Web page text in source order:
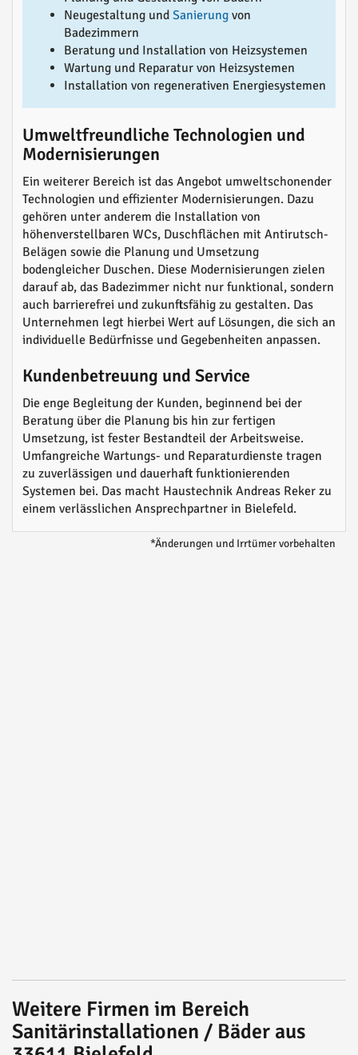
Neugestaltung und Sanierung von
Badezimmern
Beratung und Installation von Heizsystemen
Wartung und Reparatur von Heizsystemen
Installation von regenerativen Energiesystemen
Umweltfreundliche Technologien und
Modernisierungen
Ein weiterer Bereich ist das Angebot umweltschonender
Technologien und effizienter Modernisierungen. Dazu
gehören unter anderem die Installation von
höhenverstellbaren WCs, Duschflächen mit Antirutsch-
Belägen sowie die Planung und Umsetzung
bodengleicher Duschen. Diese Modernisierungen zielen
darauf ab, das Badezimmer nicht nur funktional, sondern
auch barrierefrei und zukunftsfähig zu gestalten. Das
Unternehmen legt hierbei Wert auf Lösungen, die sich an
individuelle Bedürfnisse und Gegebenheiten anpassen.
Kundenbetreuung und Service
Die enge Begleitung der Kunden, beginnend bei der
Beratung über die Planung bis hin zur fertigen
Umsetzung, ist fester Bestandteil der Arbeitsweise.
Umfangreiche Wartungs- und Reparaturdienste tragen
zu zuverlässigen und dauerhaft funktionierenden
Systemen bei. Das macht Haustechnik Andreas Reker zu
einem verlässlichen Ansprechpartner in Bielefeld.
*Änderungen und Irrtümer vorbehalten
Weitere Firmen im Bereich
Sanitärinstallationen / Bäder aus